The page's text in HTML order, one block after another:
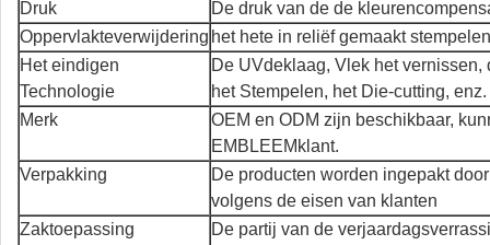
Druk
De druk van de de
Oppervlakteverwijdering het hete in reliëf gemaakt
Het eindigen
Technologie
De UVdeklaag, Vlek het
het Stempelen, het Die-cutting,
Merk
OEM en ODM zijn beschikbaar,
EMBLEEMklant.
Verpakking
De producten worden ingepakt
volgens de eisen van klanten
Zaktoepassing
De partij van de